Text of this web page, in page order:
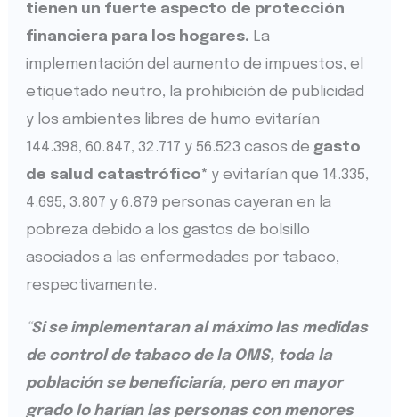
tienen un fuerte aspecto de protección
financiera para los hogares. La
implementación del aumento de impuestos, el
etiquetado neutro, la prohibición de publicidad
y los ambientes libres de humo evitarían
144.398, 60.847, 32.717 y 56.523 casos de gasto
de salud catastrófico* y evitarían que 14.335,
4.695, 3.807 y 6.879 personas cayeran en la
pobreza debido a los gastos de bolsillo
asociados a las enfermedades por tabaco,
respectivamente.
“Si se implementaran al máximo las medidas
de control de tabaco de la OMS, toda la
población se beneficiaría, pero en mayor
grado lo harían las personas con menores